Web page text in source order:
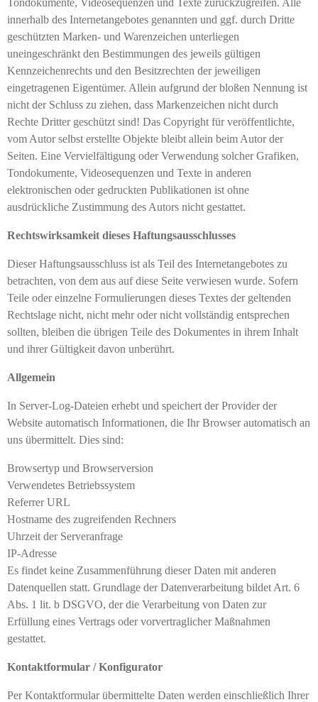
Tondokumente, Videosequenzen und Texte zurückzugreifen. Alle
innerhalb des Internetangebotes genannten und ggf. durch Dritte
geschützten Marken- und Warenzeichen unterliegen
uneingeschränkt den Bestimmungen des jeweils gültigen
Kennzeichenrechts und den Besitzrechten der jeweiligen
eingetragenen Eigentümer. Allein aufgrund der bloßen Nennung ist
nicht der Schluss zu ziehen, dass Markenzeichen nicht durch
Rechte Dritter geschützt sind! Das Copyright für veröffentlichte,
vom Autor selbst erstellte Objekte bleibt allein beim Autor der
Seiten. Eine Vervielfältigung oder Verwendung solcher Grafiken,
Tondokumente, Videosequenzen und Texte in anderen
elektronischen oder gedruckten Publikationen ist ohne
ausdrückliche Zustimmung des Autors nicht gestattet.
Rechtswirksamkeit dieses Haftungsausschlusses
Dieser Haftungsausschluss ist als Teil des Internetangebotes zu
betrachten, von dem aus auf diese Seite verwiesen wurde. Sofern
Teile oder einzelne Formulierungen dieses Textes der geltenden
Rechtslage nicht, nicht mehr oder nicht vollständig entsprechen
sollten, bleiben die übrigen Teile des Dokumentes in ihrem Inhalt
und ihrer Gültigkeit davon unberührt.
Allgemein
In Server-Log-Dateien erhebt und speichert der Provider der
Website automatisch Informationen, die Ihr Browser automatisch an
uns übermittelt. Dies sind:
Browsertyp und Browserversion
Verwendetes Betriebssystem
Referrer URL
Hostname des zugreifenden Rechners
Uhrzeit der Serveranfrage
IP-Adresse
Es findet keine Zusammenführung dieser Daten mit anderen
Datenquellen statt. Grundlage der Datenverarbeitung bildet Art. 6
Abs. 1 lit. b DSGVO, der die Verarbeitung von Daten zur
Erfüllung eines Vertrags oder vorvertraglicher Maßnahmen
gestattet.
Kontaktformular / Konfigurator
Per Kontaktformular übermittelte Daten werden einschließlich Ihrer